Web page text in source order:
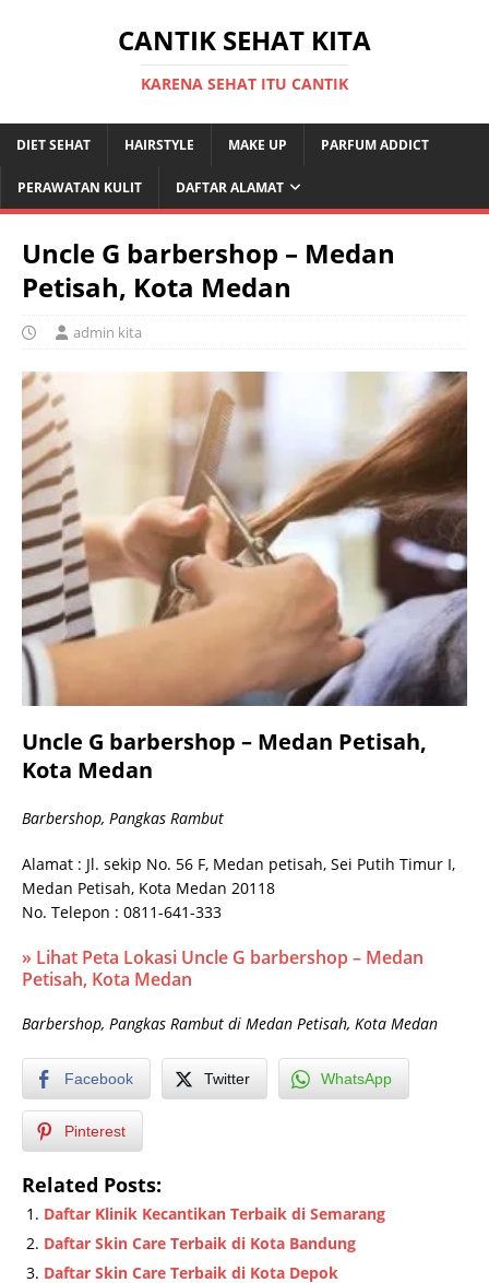
CANTIK SEHAT KITA
KARENA SEHAT ITU CANTIK
DIET SEHAT HAIRSTYLE MAKE UP PARFUM ADDICT
PERAWATAN KULIT DAFTAR ALAMAT
Uncle G barbershop – Medan
Petisah, Kota Medan
admin kita
Uncle G barbershop – Medan Petisah,
Kota Medan
Barbershop, Pangkas Rambut
Alamat : Jl. sekip No. 56 F, Medan petisah, Sei Putih Timur I,
Medan Petisah, Kota Medan 20118
No. Telepon : 0811-641-333
» Lihat Peta Lokasi Uncle G barbershop – Medan
Petisah, Kota Medan
Barbershop, Pangkas Rambut di Medan Petisah, Kota Medan
Facebook Twitter WhatsApp
Pinterest
Related Posts:
Daftar Klinik Kecantikan Terbaik di Semarang
Daftar Skin Care Terbaik di Kota Bandung
Daftar Skin Care Terbaik di Kota Depok